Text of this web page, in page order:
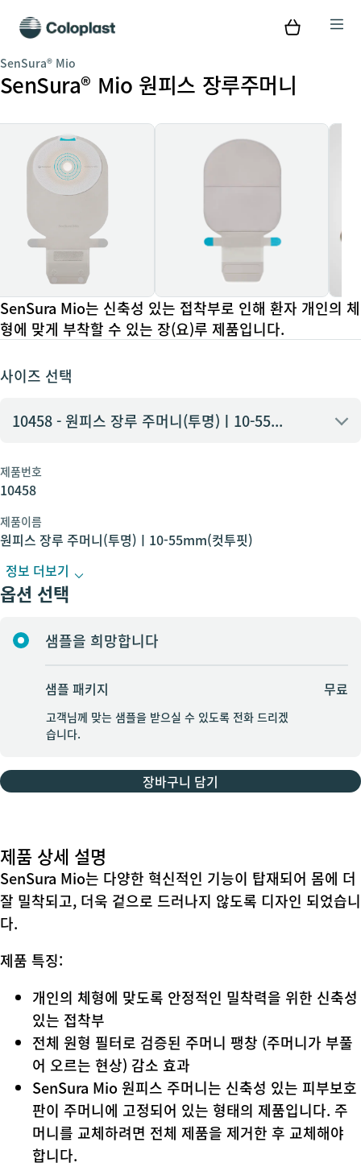
SenSura® Mio
SenSura® Mio 원피스 장루주머니
SenSura Mio는 신축성 있는 접착부로 인해 환자 개인의 체
형에 맞게 부착할 수 있는 장(요)루 제품입니다.
사이즈 선택
10458 - 원피스 장루 주머니(투명)ㅣ10-55mm(컷투핏)
10458 - 원피스 장루 주머니(투명)ㅣ10-55mm(컷투핏)
제품번호
10458
제품이름
원피스 장루 주머니(투명)ㅣ10-55mm(컷투핏)
정보 더보기
옵션 선택
샘플을 희망합니다
샘플 패키지 무료
고객님께 맞는 샘플을 받으실 수 있도록 전화 드리겠
습니다.
장바구니 담기
제품 상세 설명
SenSura Mio는 다양한 혁신적인 기능이 탑재되어 몸에 더
잘 밀착되고, 더욱 겉으로 드러나지 않도록 디자인 되었습니
다.
제품 특징:
개인의 체형에 맞도록 안정적인 밀착력을 위한 신축성
있는 접착부
전체 원형 필터로 검증된 주머니 팽창 (주머니가 부풀
어 오르는 현상) 감소 효과
SenSura Mio 원피스 주머니는 신축성 있는 피부보호
판이 주머니에 고정되어 있는 형태의 제품입니다. 주
머니를 교체하려면 전체 제품을 제거한 후 교체해야
합니다.